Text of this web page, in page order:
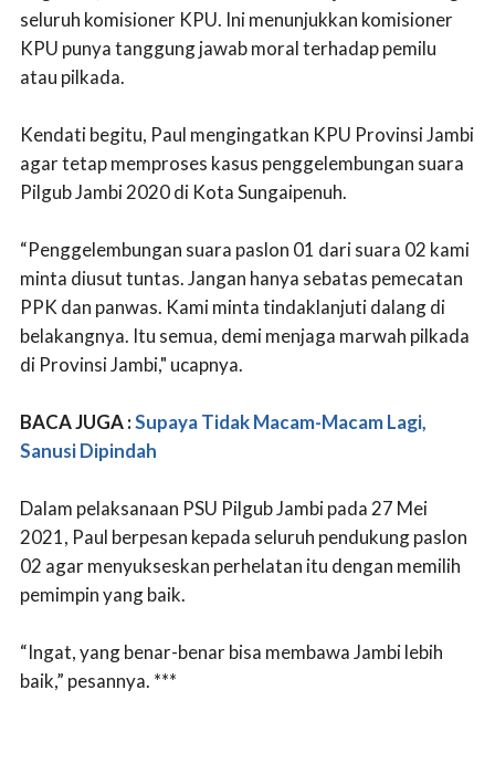
seluruh komisioner KPU. Ini menunjukkan komisioner
KPU punya tanggung jawab moral terhadap pemilu
atau pilkada.
Kendati begitu, Paul mengingatkan KPU Provinsi Jambi
agar tetap memproses kasus penggelembungan suara
Pilgub Jambi 2020 di Kota Sungaipenuh.
“Penggelembungan suara paslon 01 dari suara 02 kami
minta diusut tuntas. Jangan hanya sebatas pemecatan
PPK dan panwas. Kami minta tindaklanjuti dalang di
belakangnya. Itu semua, demi menjaga marwah pilkada
di Provinsi Jambi," ucapnya.
BACA JUGA :Supaya Tidak Macam-Macam Lagi,
Sanusi Dipindah
Dalam pelaksanaan PSU Pilgub Jambi pada 27 Mei
2021, Paul berpesan kepada seluruh pendukung paslon
02 agar menyukseskan perhelatan itu dengan memilih
pemimpin yang baik.
“Ingat, yang benar-benar bisa membawa Jambi lebih
baik,” pesannya. ***